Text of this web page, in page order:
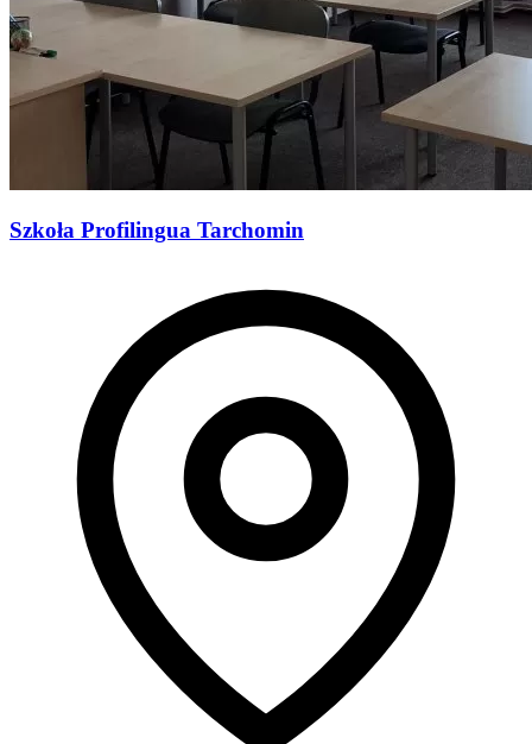
Szkoła Profilingua Tarchomin